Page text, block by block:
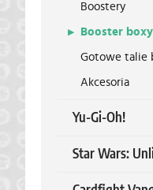
Boostery
Booster boxy
Gotowe talie
Akcesoria
Yu-Gi-Oh!
Star Wars: